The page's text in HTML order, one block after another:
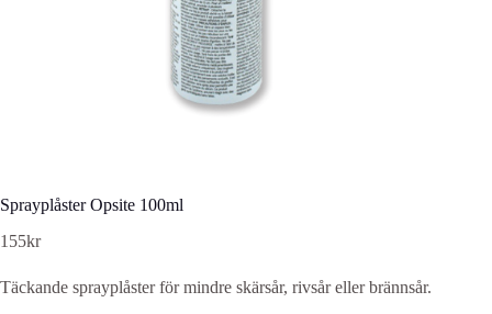
Sprayplåster Opsite 100ml
155kr
Täckande sprayplåster för mindre skärsår, rivsår eller brännsår.